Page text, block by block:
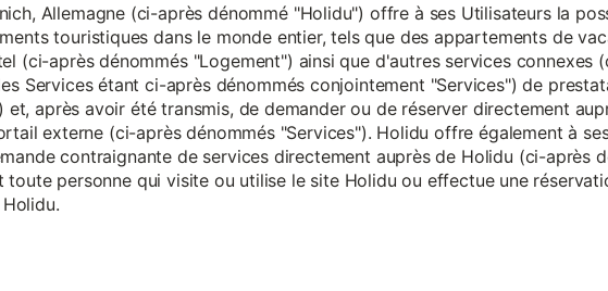
Allemagne (ci-après dénommé "Holidu") offre à ses Utilisateurs la
touristiques dans le monde entier, tels que des appartements de
(ci-après dénommés "Logement") ainsi que d'autres services connexes
Services étant ci-après dénommés conjointement "Services") de
après avoir été transmis, de demander ou de réserver directement
externe (ci-après dénommés "Services"). Holidu offre également à
contraignante de services directement auprès de Holidu (ci-après
toute personne qui visite ou utilise le site Holidu ou effectue une